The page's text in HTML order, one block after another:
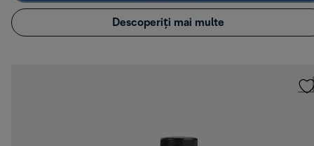
Descoperiți mai multe